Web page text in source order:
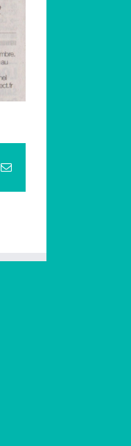
Email